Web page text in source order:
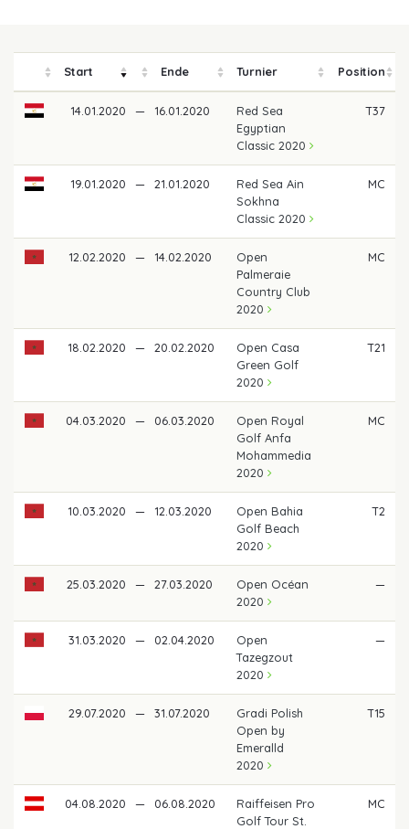
Start Ende Turnier Position
14.01.2020 — 16.01.2020
Red Sea
Egyptian
Classic 2020
T37
19.01.2020 — 21.01.2020
Red Sea Ain
Sokhna
Classic 2020
MC
12.02.2020 — 14.02.2020
Open
Palmeraie
Country Club
2020
MC
18.02.2020 — 20.02.2020
Open Casa
Green Golf
2020
T21
04.03.2020 — 06.03.2020
Open Royal
Golf Anfa
Mohammedia
2020
MC
10.03.2020 — 12.03.2020
Open Bahia
Golf Beach
2020
T2
25.03.2020 — 27.03.2020
Open Océan
2020
—
31.03.2020 — 02.04.2020
Open
Tazegzout
2020
—
29.07.2020 — 31.07.2020
Gradi Polish
Open by
Emeralld
2020
T15
04.08.2020 — 06.08.2020
Raiffeisen Pro
Golf Tour St.
MC